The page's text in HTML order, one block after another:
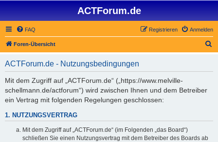
ACTForum.de
FAQ Anmelden
Registrieren
Foren-Übersicht
ACTForum.de - Nutzungsbedingungen
Mit dem Zugriff auf „ACTForum.de“ („https://www.melville-
schellmann.de/actforum“) wird zwischen Ihnen und dem Betreiber
ein Vertrag mit folgenden Regelungen geschlossen:
1. NUTZUNGSVERTRAG
Mit dem Zugriff auf „ACTForum.de“ (im Folgenden „das Board“)
schließen Sie einen Nutzungsvertrag mit dem Betreiber des Boards ab